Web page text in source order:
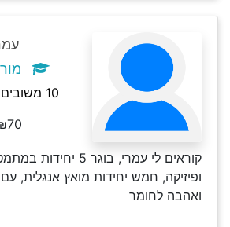
10 משובים
₪70
קוראים לי עמרי, בוגר 5
ופיזיקה, חמש יחידות מואץ אנגלית,
ואהבה לחומר